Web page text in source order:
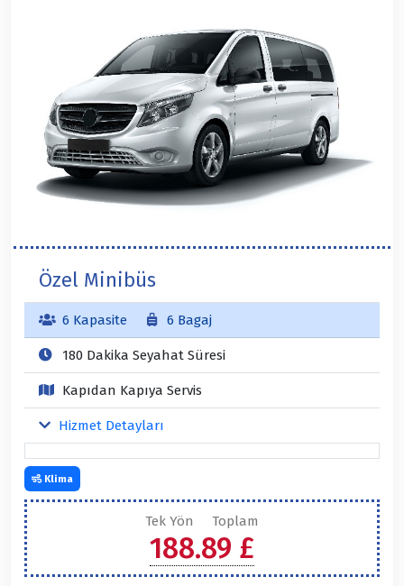
Özel Minibüs
6 Kapasite 6 Bagaj
180 Dakika Seyahat Süresi
Kapıdan Kapıya Servis
Hizmet Detayları
Tek Yön Toplam
188.89 £
Klima